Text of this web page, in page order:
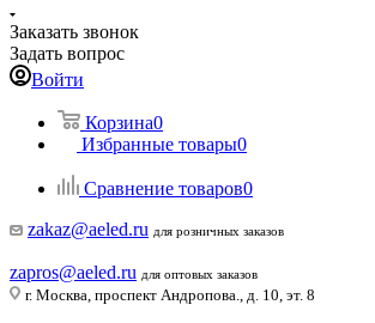
Заказать звонок
Задать вопрос
Войти
Корзина0
Избранные товары0
Сравнение товаров0
zakaz@aeled.ru для розничных заказов
zapros@aeled.ru для оптовых заказов
г. Москва, проспект Андропова., д. 10, эт. 8